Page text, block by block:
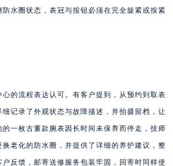
水圈状态，表冠与按钮必须在完全旋紧或按紧
的流程表达认可。有客户提到，从预约到取表
记录了外观状态与故障描述，并拍摄留档，让
一枚古董款腕表因长时间未保养而停走，技师
老化的防水圈，并提供了详细的养护建议，整
反馈，邮寄送修服务包装牢固，回寄时同样使